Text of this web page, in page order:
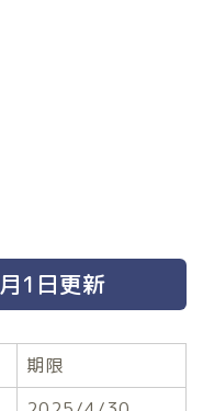
1日更新
期限